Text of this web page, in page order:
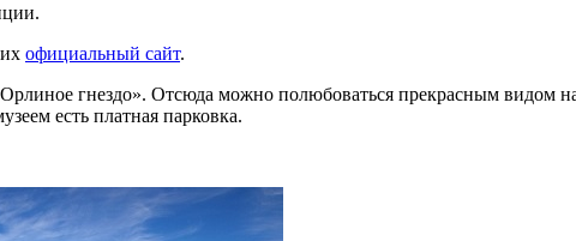
официальный сайт.
гнездо». Отсюда можно полюбоваться прекрасным видом
есть платная парковка.